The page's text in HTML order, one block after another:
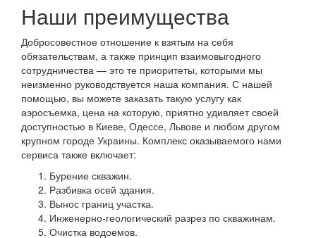
Наши преимущества
Добросовестное отношение к взятым на себя
обязательствам, а также принцип взаимовыгодного
сотрудничества — это те приоритеты, которыми мы
неизменно руководствуется наша компания. С нашей
помощью, вы можете заказать такую услугу как
аэросъемка, цена на которую, приятно удивляет своей
доступностью в Киеве, Одессе, Львове и любом другом
крупном городе Украины. Комплекс оказываемого нами
сервиса также включает:
Бурение скважин.
Разбивка осей здания.
Вынос границ участка.
Инженерно-геологический разрез по скважинам.
Очистка водоемов.